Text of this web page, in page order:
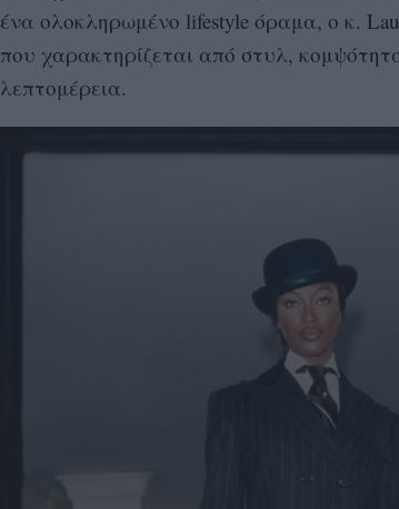
ένα ολοκληρωμένο lifestyle όραμα, ο κ.
που χαρακτηρίζεται από στυλ,
λεπτομέρεια.